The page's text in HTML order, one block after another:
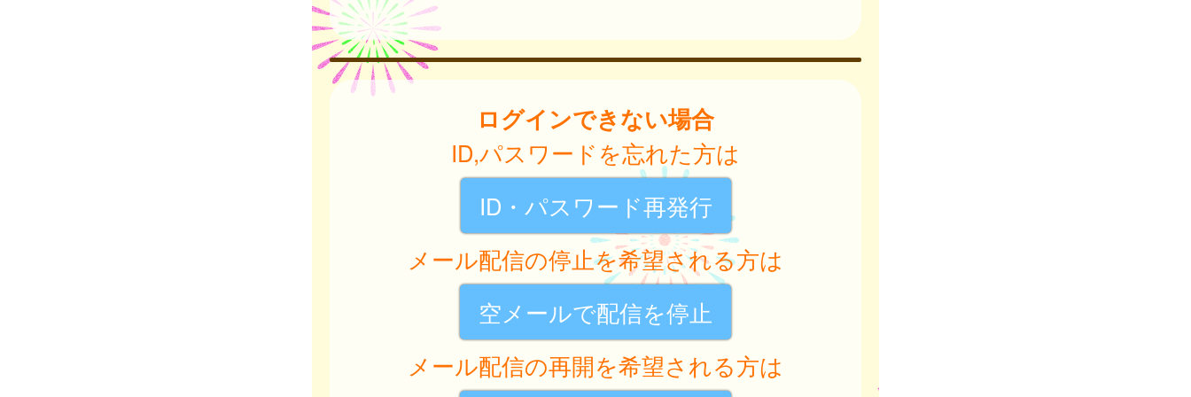
ログインできない場合
ID,パスワードを忘れた方は
ID・パスワード再発行
メール配信の停止を希望される方は
空メールで配信を停止
メール配信の再開を希望される方は